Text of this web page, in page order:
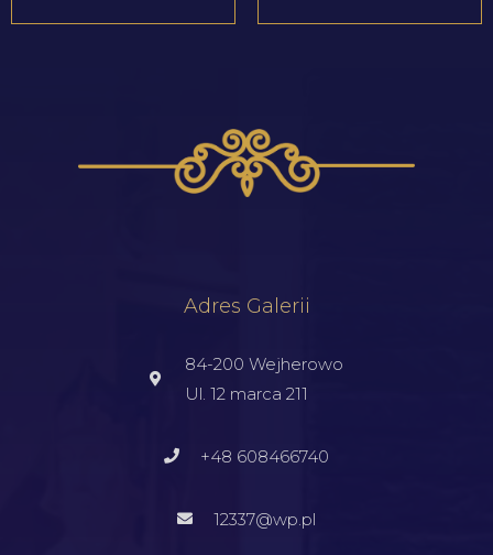
Adres Galerii
84-200 Wejherowo
Ul. 12 marca 211
+48 608466740
12337@wp.pl